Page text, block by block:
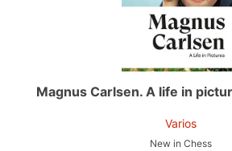
Magnus Carlsen. A life in
Varios
New in Chess